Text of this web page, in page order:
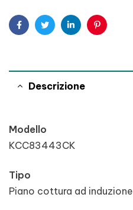
FacebookTwitterLinkedinPinterest
Descrizione
Modello
KCC83443CK
Tipo
Piano cottura ad induzione